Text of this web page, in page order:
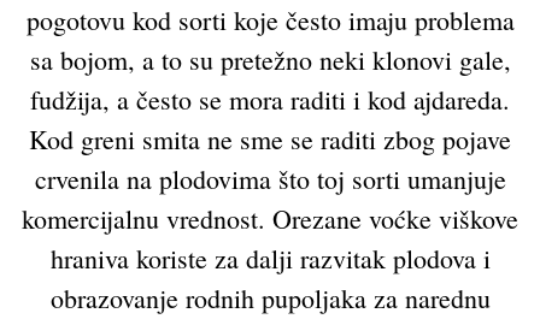
pogotovu kod sorti koje često imaju problema
sa bojom, a to su pretežno neki klonovi gale,
fudžija, a često se mora raditi i kod ajdareda.
Kod greni smita ne sme se raditi zbog pojave
crvenila na plodovima što toj sorti umanjuje
komercijalnu vrednost. Orezane voćke viškove
hraniva koriste za dalji razvitak plodova i
obrazovanje rodnih pupoljaka za narednu